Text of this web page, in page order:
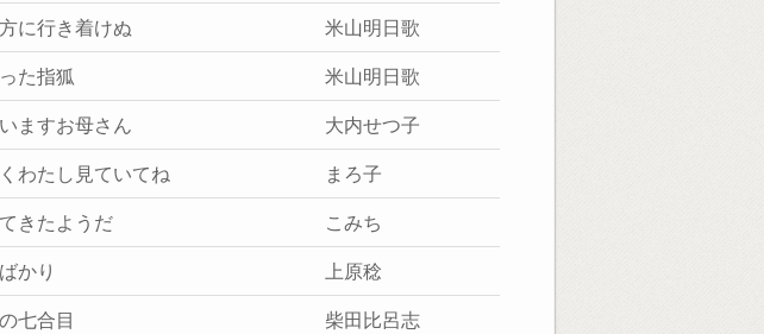
に行き着けぬ
米山明日歌
た指狐
米山明日歌
ますお母さん
大内せつ子
わたし見ていてね
まろ子
きたようだ
こみち
かり
上原稔
七合目
柴田比呂志